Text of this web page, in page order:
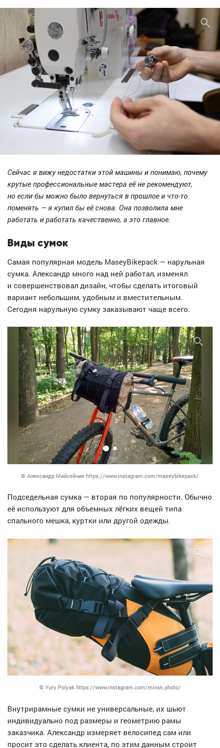
Сейчас я вижу недостатки этой машины и понимаю, почему
крутые профессиональные мастера её не рекомендуют,
но если бы можно было вернуться в прошлое и что-то
поменять — я купил бы её снова. Она позволила мне
работать и работать качественно, а это главное.
Виды сумок
Самая популярная модель MaseyBikepack — нарульная
сумка. Александр много над ней работал, изменял
и совершенствовал дизайн, чтобы сделать итоговый
вариант небольшим, удобным и вместительным.
Сегодня нарульную сумку заказывают чаще всего.
© Александр Майсейчик https://www.instagram.com/maseybikepack/
Подседельная сумка — вторая по популярности. Обычно
её используют для объемных лёгких вещей типа
спального мешка, куртки или другой одежды.
© Yury Polyak https://www.instagram.com/minsk.photo/
Внутрирамные сумки не универсальные, их шьют
индивидуально под размеры и геометрию рамы
заказчика. Александр измеряет велосипед сам или
просит это сделать клиента, по этим данным строит